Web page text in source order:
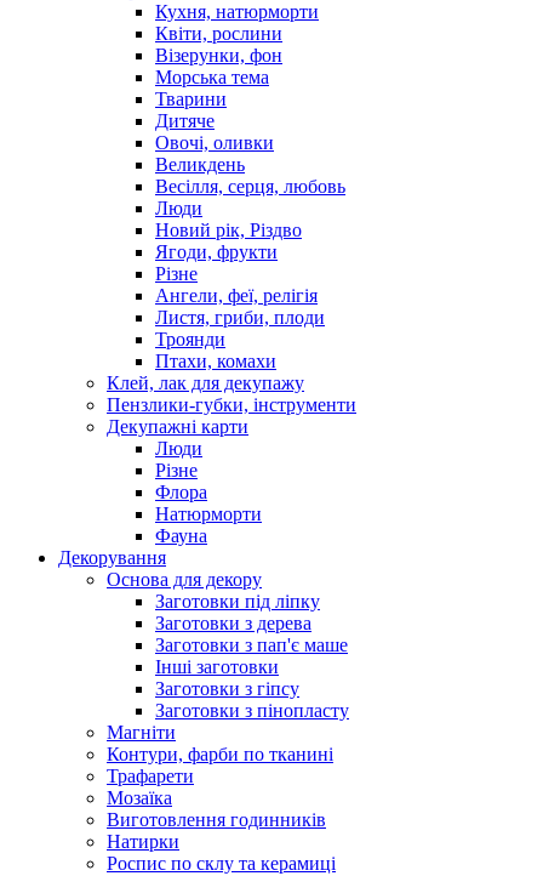
Кухня, натюрморти
Квіти, рослини
Візерунки, фон
Морська тема
Тварини
Дитяче
Овочі, оливки
Великдень
Весілля, серця, любовь
Люди
Новий рік, Різдво
Ягоди, фрукти
Різне
Ангели, феї, релігія
Листя, гриби, плоди
Троянди
Птахи, комахи
Клей, лак для декупажу
Пензлики-губки, інструменти
Декупажні карти
Люди
Різне
Флора
Натюрморти
Фауна
Декорування
Основа для декору
Заготовки під ліпку
Заготовки з дерева
Заготовки з пап'є маше
Інші заготовки
Заготовки з гіпсу
Заготовки з пінопласту
Магніти
Контури, фарби по тканині
Трафарети
Мозаїка
Виготовлення годинників
Натирки
Роспис по склу та керамиці